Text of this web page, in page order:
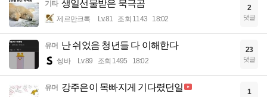
기타 생일선물받은 북극곰
제르만크록 Lv.81 조회 1143 18:02
2
댓글
유머 난 쉬었음 청년들 다 이해한다
썽바 Lv.89 조회 1495 18:02
23
댓글
유머 강주은이 목빠지게 기다렸던일 1